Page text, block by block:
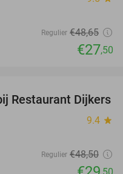
Regulier €48,65
€27,50
39%
Restaurant Dijkers
9.4 star
Regulier €48,50